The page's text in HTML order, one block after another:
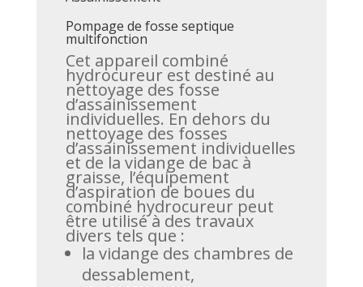
Pompage de fosse septique
multifonction
Cet appareil combiné
hydrocureur est destiné au
nettoyage des fosse
d’assainissement
individuelles. En dehors du
nettoyage des fosses
d’assainissement individuelles
et de la vidange de bac à
graisse, l’équipement
d’aspiration de boues du
combiné hydrocureur peut
être utilisé à des travaux
divers tels que :
la vidange des chambres de
dessablement,